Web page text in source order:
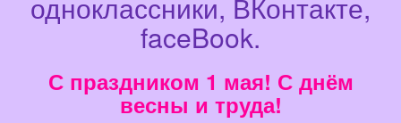
одноклассники, ВКонтакте,
faceBook.
С праздником 1 мая! С днём
весны и труда!